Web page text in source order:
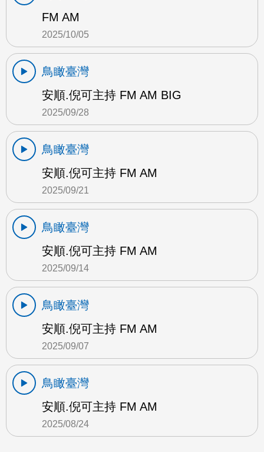
FM AM
2025/10/05
鳥瞰臺灣
安順.倪可主持 FM AM BIG
2025/09/28
鳥瞰臺灣
安順.倪可主持 FM AM
2025/09/21
鳥瞰臺灣
安順.倪可主持 FM AM
2025/09/14
鳥瞰臺灣
安順.倪可主持 FM AM
2025/09/07
鳥瞰臺灣
安順.倪可主持 FM AM
2025/08/24